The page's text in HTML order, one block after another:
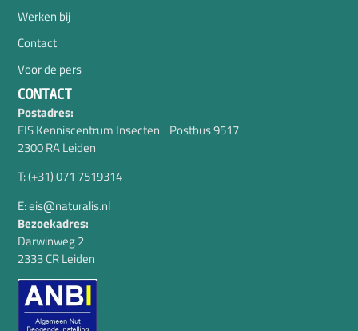
Werken bij
Contact
Voor de pers
CONTACT
Postadres:
EIS Kenniscentrum Insecten Postbus 9517
2300 RA Leiden
T: (+31) 071 7519314
E: eis@naturalis.nl
Bezoekadres:
Darwinweg 2
2333 CR Leiden